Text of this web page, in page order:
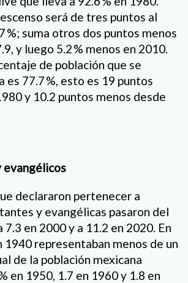
será de tres puntos al
%; suma otros dos puntos menos
y luego 5.2 % menos en 2010.
de población que se
es 77.7 %, esto es 19 puntos
y 10.2 puntos menos desde
declararon pertenecer a
y evangélicas pasaron del
7.3 en 2000 y a 11.2 en 2020. En
1940 representaban menos de un
de la población mexicana
en 1950, 1.7 en 1960 y 1.8 en